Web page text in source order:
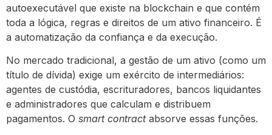
autoexecutável que existe na blockchain e que contém
toda a lógica, regras e direitos de um ativo financeiro. É
a automatização da confiança e da execução.
No mercado tradicional, a gestão de um ativo (como um
título de dívida) exige um exército de intermediários:
agentes de custódia, escrituradores, bancos liquidantes
e administradores que calculam e distribuem
pagamentos. O smart contractabsorve essas funções.